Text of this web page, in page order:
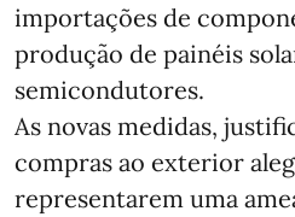
importações de
produção de painéis
semicondutores.
As novas medidas,
compras ao exterior
representarem uma